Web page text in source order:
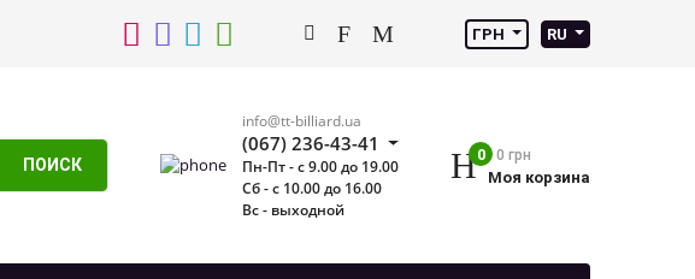
ГРН RU
ПОИСК
info@tt-billiard.ua
(067) 236-43-41
Пн-Пт - с 9.00 до 19.00
Сб - с 10.00 до 16.00
Вс - выходной
0 0 грн
Моя корзина